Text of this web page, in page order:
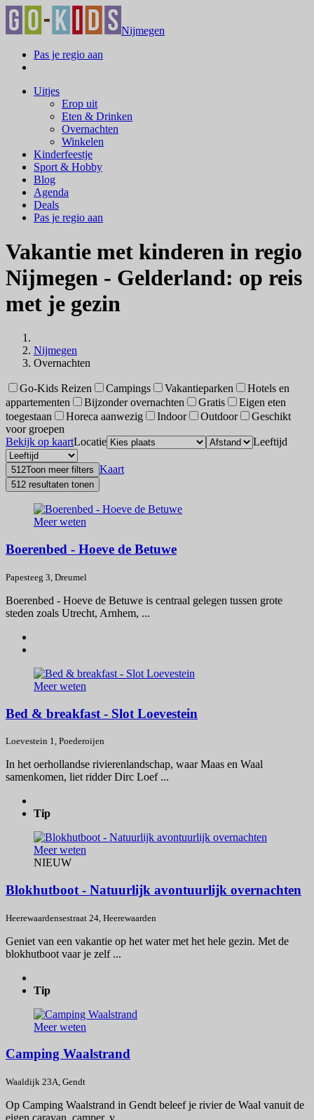
Nijmegen
Pas je regio aan
Uitjes
Erop uit
Eten & Drinken
Overnachten
Winkelen
Kinderfeestje
Sport & Hobby
Blog
Agenda
Deals
Pas je regio aan
Vakantie met kinderen in regio
Nijmegen - Gelderland: op reis
met je gezin
Nijmegen
Overnachten
Go-Kids Reizen Campings Vakantieparken
Hotels en
appartementen
Bijzonder overnachten Gratis
Eigen eten
toegestaan
Horeca aanwezig Indoor Outdoor
Geschikt
voor groepen
Bekijk op kaartLocatie Leeftijd
512Toon meer filters Kaart
512 resultaten tonen
Meer weten
Boerenbed - Hoeve de Betuwe
Papesteeg 3, Dreumel
Boerenbed - Hoeve de Betuwe is centraal gelegen tussen grote
steden zoals Utrecht, Arnhem, ...
Meer weten
Bed & breakfast - Slot Loevestein
Loevestein 1, Poederoijen
In het oerhollandse rivierenlandschap, waar Maas en Waal
samenkomen, liet ridder Dirc Loef ...
Tip
Meer weten
NIEUW
Blokhutboot - Natuurlijk avontuurlijk overnachten
Heerewaardensestraat 24, Heerewaarden
Geniet van een vakantie op het water met het hele gezin. Met de
blokhutboot vaar je zelf ...
Tip
Meer weten
Camping Waalstrand
Waaldijk 23A, Gendt
Op Camping Waalstrand in Gendt beleef je rivier de Waal vanuit de